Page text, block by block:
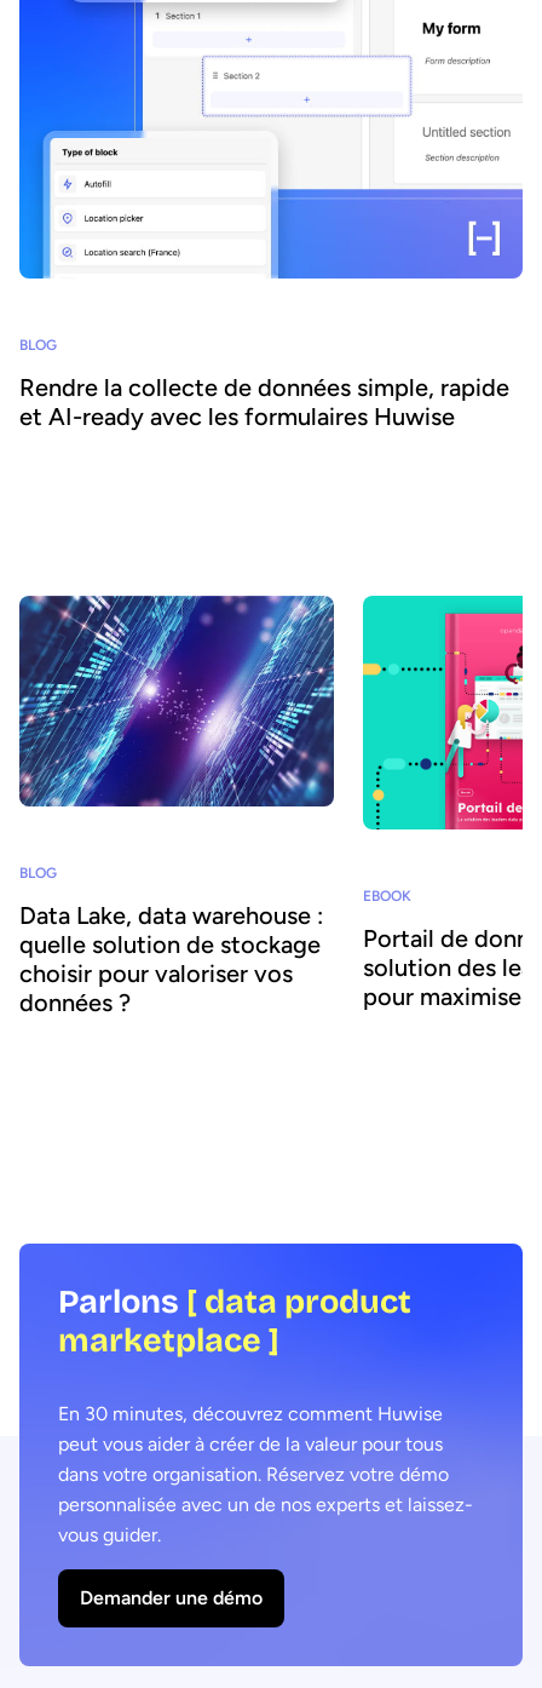
BLOG
Rendre la collecte de données simple, rapide
et AI-ready avec les formulaires Huwise
BLOG
Data Lake, data warehouse :
quelle solution de stockage
choisir pour valoriser vos
données ?
EBOOK
Portail de
solution des
pour maximiser
les coûts, créer de
revenus et atténuer
ebook fournit une
meilleures pratiques
Parlons [ data product
marketplace ]
En 30 minutes, découvrez comment Huwise
peut vous aider à créer de la valeur pour tous
dans votre organisation. Réservez votre démo
personnalisée avec un de nos experts et laissez-
vous guider.
Demander une démo